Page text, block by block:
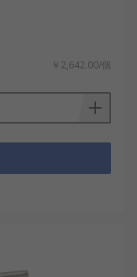
￥2,642.00/個